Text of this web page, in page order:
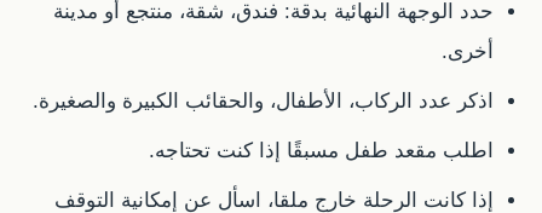
حدد الوجهة النهائية بدقة: فندق، شقة، منتجع أو مدينة
أخرى.
اذكر عدد الركاب، الأطفال، والحقائب الكبيرة والصغيرة.
اطلب مقعد طفل مسبقًا إذا كنت تحتاجه.
إذا كانت الرحلة خارج ملقا، اسأل عن إمكانية التوقف